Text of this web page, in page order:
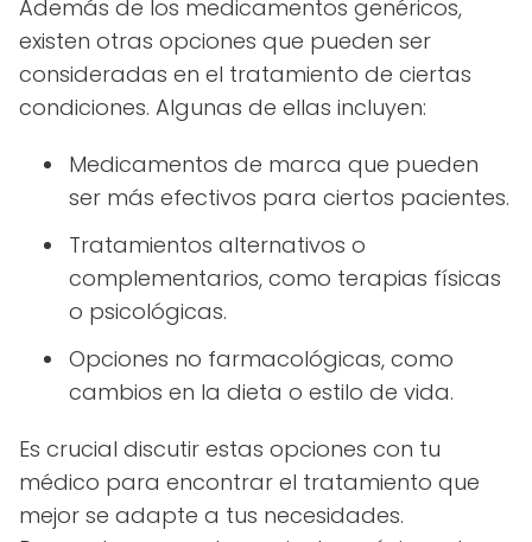
Además de los medicamentos genéricos,
existen otras opciones que pueden ser
consideradas en el tratamiento de ciertas
condiciones. Algunas de ellas incluyen:
Medicamentos de marca que pueden
ser más efectivos para ciertos pacientes.
Tratamientos alternativos o
complementarios, como terapias físicas
o psicológicas.
Opciones no farmacológicas, como
cambios en la dieta o estilo de vida.
Es crucial discutir estas opciones con tu
médico para encontrar el tratamiento que
mejor se adapte a tus necesidades.